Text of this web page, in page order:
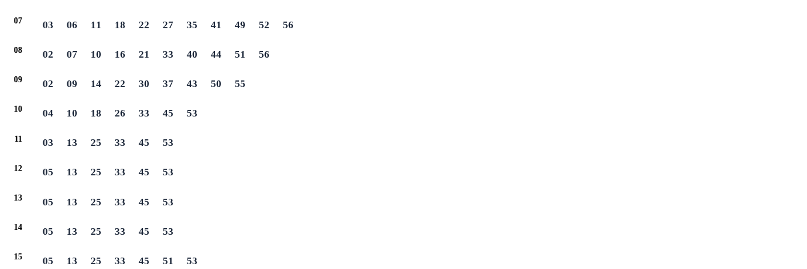
07 03 06 11 18 22 27 35 41 49 52 56
08 02 07 10 16 21 33 40 44 51 56
09 02 09 14 22 30 37 43 50 55
10 04 10 18 26 33 45 53
11 03 13 25 33 45 53
12 05 13 25 33 45 53
13 05 13 25 33 45 53
14 05 13 25 33 45 53
15 05 13 25 33 45 51 53